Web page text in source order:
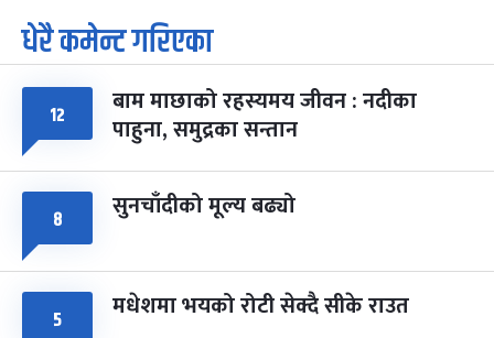
७
आइत
पूर्णिमा व्रत
चैत्र ७, २०८३-Mar 21, 2027
८ फागुपूर्णिमा
चैत्र ८, २०८३-Mar 22, 2027
७ महिना बाँकी
धेरै कमेन्ट गरिएका
१२ बाम माछाको रहस्यमय जीवन : नदीका
पाहुना, समुद्रका सन्तान
८ सुनचाँदीको मूल्य बढ्यो
५ मधेशमा भयको रोटी सेक्दै सीके राउत